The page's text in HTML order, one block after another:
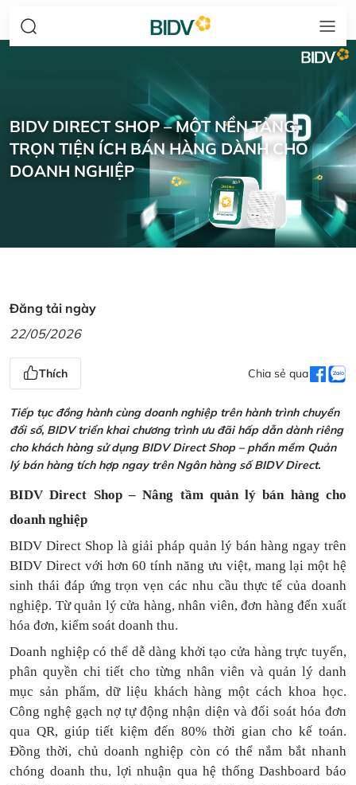
BIDV DIRECT SHOP – MỘT NỀN TẢNG,
TRỌN TIỆN ÍCH BÁN HÀNG DÀNH CHO
DOANH NGHIỆP
Đăng tải ngày
22/05/2026
Thích Chia sẻ qua
Tiếp tục đồng hành cùng doanh nghiệp trên hành trình chuyển
đổi số, BIDV triển khai chương trình ưu đãi hấp dẫn dành riêng
cho khách hàng sử dụng BIDV Direct Shop – phần mềm Quản
lý bán hàng tích hợp ngay trên Ngân hàng số BIDV Direct.
BIDV Direct Shop – Nâng tầm quản lý bán hàng cho
doanh nghiệp
BIDV Direct Shop là giải pháp quản lý bán hàng ngay trên
BIDV Direct với hơn 60 tính năng ưu việt, mang lại một hệ
sinh thái đáp ứng trọn vẹn các nhu cầu thực tế của doanh
nghiệp. Từ quản lý cửa hàng, nhân viên, đơn hàng đến xuất
hóa đơn, kiểm soát doanh thu.
Doanh nghiệp có thể dễ dàng khởi tạo cửa hàng trực tuyến,
phân quyền chi tiết cho từng nhân viên và quản lý danh
mục sản phẩm, dữ liệu khách hàng một cách khoa học.
Công nghệ gạch nợ tự động nhận diện và đối soát hóa đơn
qua QR, giúp tiết kiệm đến 80% thời gian cho kế toán.
Đồng thời, chủ doanh nghiệp còn có thể nắm bắt nhanh
chóng doanh thu, lợi nhuận qua hệ thống Dashboard báo